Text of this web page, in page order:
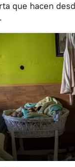
que hacen